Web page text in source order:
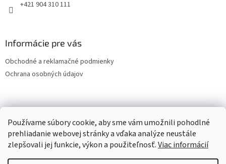
Používame súbory cookie, aby sme vám umožnili pohodlné
prehliadanie webovej stránky a vďaka analýze neustále
zlepšovali jej funkcie, výkon a použiteľnosť.Viac informácií
+421 904 310 111
Informácie pre vás
Obchodné a reklamačné podmienky
Ochrana osobných údajov